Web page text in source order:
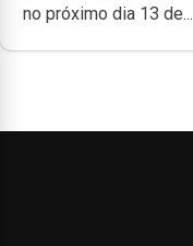
no próximo dia 13 de...